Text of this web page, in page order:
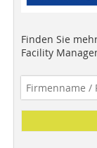
Finden Sie
Facility